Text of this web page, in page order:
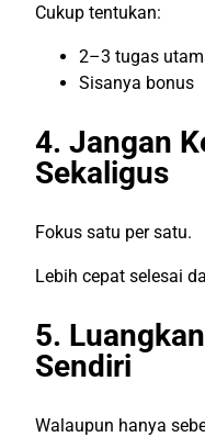
Cukup tentukan:
2–3 tugas
Sisanya bonus
4. Jangan
Sekaligus
Fokus satu per satu.
Lebih cepat selesai
5.
Sendiri
Walaupun hanya